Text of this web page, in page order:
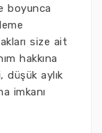
boyunca
size ait
hakkına
düşük aylık
imkanı